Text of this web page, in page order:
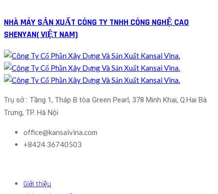
NHÀ MÁY SẢN XUẤT CÔNG TY TNHH CÔNG NGHỆ CAO
SHENYAN( VIỆT NAM)
Trụ sở : Tầng 1, Tháp B tòa Green Pearl, 378 Minh Khai, Q.Hai Bà
Trưng, TP. Hà Nội
office@kansaivina.com
+8424 36740503
Giới thiệu